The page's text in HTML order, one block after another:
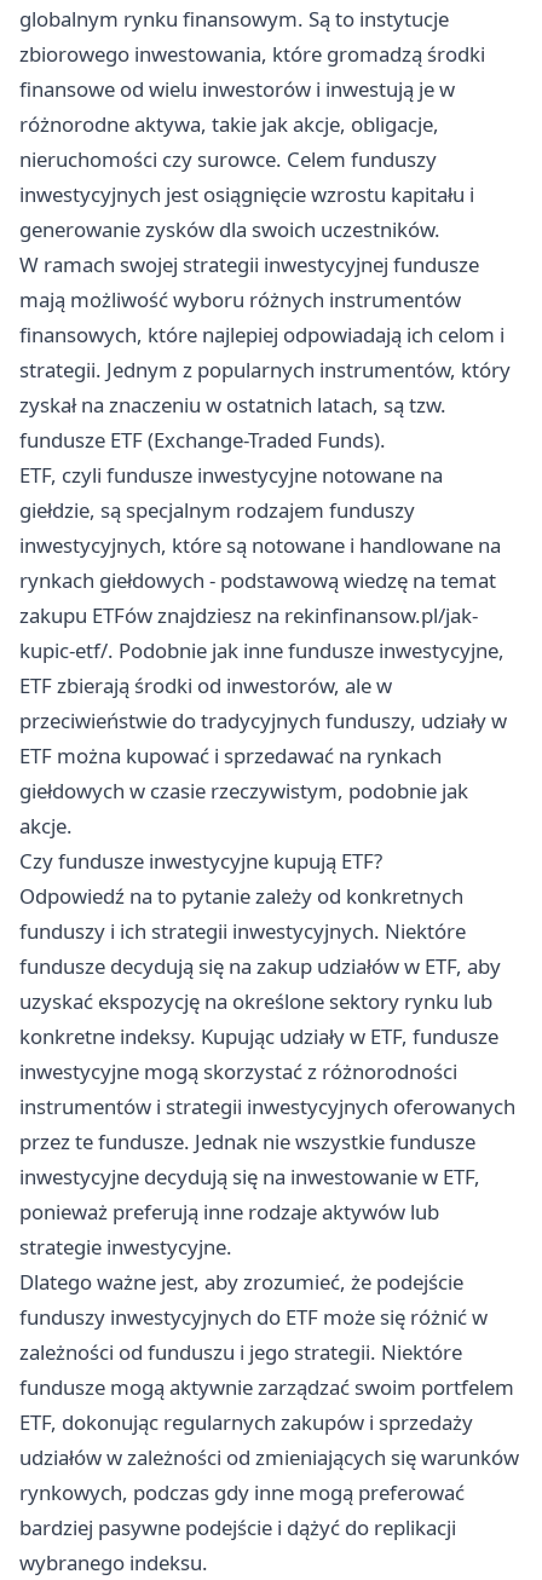
globalnym rynku finansowym. Są to instytucje
zbiorowego inwestowania, które gromadzą środki
finansowe od wielu inwestorów i inwestują je w
różnorodne aktywa, takie jak akcje, obligacje,
nieruchomości czy surowce. Celem funduszy
inwestycyjnych jest osiągnięcie wzrostu kapitału i
generowanie zysków dla swoich uczestników.
W ramach swojej strategii inwestycyjnej fundusze
mają możliwość wyboru różnych instrumentów
finansowych, które najlepiej odpowiadają ich celom i
strategii. Jednym z popularnych instrumentów, który
zyskał na znaczeniu w ostatnich latach, są tzw.
fundusze ETF (Exchange-Traded Funds).
ETF, czyli fundusze inwestycyjne notowane na
giełdzie, są specjalnym rodzajem funduszy
inwestycyjnych, które są notowane i handlowane na
rynkach giełdowych - podstawową wiedzę na temat
zakupu ETFów znajdziesz na rekinfinansow.pl/jak-
kupic-etf/. Podobnie jak inne fundusze inwestycyjne,
ETF zbierają środki od inwestorów, ale w
przeciwieństwie do tradycyjnych funduszy, udziały w
ETF można kupować i sprzedawać na rynkach
giełdowych w czasie rzeczywistym, podobnie jak
akcje.
Czy fundusze inwestycyjne kupują ETF?
Odpowiedź na to pytanie zależy od konkretnych
funduszy i ich strategii inwestycyjnych. Niektóre
fundusze decydują się na zakup udziałów w ETF, aby
uzyskać ekspozycję na określone sektory rynku lub
konkretne indeksy. Kupując udziały w ETF, fundusze
inwestycyjne mogą skorzystać z różnorodności
instrumentów i strategii inwestycyjnych oferowanych
przez te fundusze. Jednak nie wszystkie fundusze
inwestycyjne decydują się na inwestowanie w ETF,
ponieważ preferują inne rodzaje aktywów lub
strategie inwestycyjne.
Dlatego ważne jest, aby zrozumieć, że podejście
funduszy inwestycyjnych do ETF może się różnić w
zależności od funduszu i jego strategii. Niektóre
fundusze mogą aktywnie zarządzać swoim portfelem
ETF, dokonując regularnych zakupów i sprzedaży
udziałów w zależności od zmieniających się warunków
rynkowych, podczas gdy inne mogą preferować
bardziej pasywne podejście i dążyć do replikacji
wybranego indeksu.